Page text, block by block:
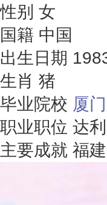
性别 女
国籍 中国
出生日期
生肖 猪
毕业院校 厦
职业职位 达
主要成就 福